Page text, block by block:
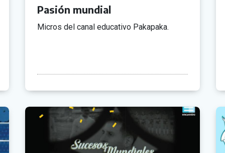
Pasión mundial
Micros del canal educativo Pakapaka.